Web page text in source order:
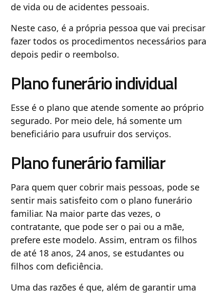
de vida ou de acidentes pessoais.
Neste caso, é a própria pessoa que vai precisar
fazer todos os procedimentos necessários para
depois pedir o reembolso.
Plano funerário individual
Esse é o plano que atende somente ao próprio
segurado. Por meio dele, há somente um
beneficiário para usufruir dos serviços.
Plano funerário familiar
Para quem quer cobrir mais pessoas, pode se
sentir mais satisfeito com o plano funerário
familiar. Na maior parte das vezes, o
contratante, que pode ser o pai ou a mãe,
prefere este modelo. Assim, entram os filhos
de até 18 anos, 24 anos, se estudantes ou
filhos com deficiência.
Uma das razões é que, além de garantir uma